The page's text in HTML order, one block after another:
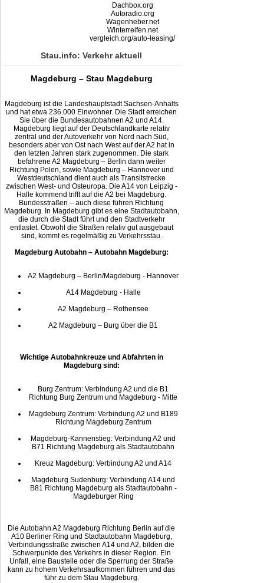
Dachbox.org
Autoradio.org
Wagenheber.net
Winterreifen.net
vergleich.org/auto-leasing/
Stau.info: Verkehr aktuell
Magdeburg – Stau Magdeburg
Magdeburg ist die Landeshauptstadt Sachsen-Anhalts
und hat etwa 236.000 Einwohner. Die Stadt erreichen
Sie über die Bundesautobahnen A2 und A14.
Magdeburg liegt auf der Deutschlandkarte relativ
zentral und der Autoverkehr von Nord nach Süd,
besonders aber von Ost nach West auf der A2 hat in
den letzten Jahren stark zugenommen. Die stark
befahrene A2 Magdeburg – Berlin dann weiter
Richtung Polen, sowie Magdeburg – Hannover und
Westdeutschland dient auch als Transitstrecke
zwischen West- und Osteuropa. Die A14 von Leipzig -
Halle kommend trifft auf die A2 bei Magdeburg.
Bundesstraßen – auch diese führen Richtung
Magdeburg. In Magdeburg gibt es eine Stadtautobahn,
die durch die Stadt führt und den Stadtverkehr
entlastet. Obwohl die Straßen relativ gut ausgebaut
sind, kommt es regelmäßig zu Verkehrsstau.
Magdeburg Autobahn – Autobahn Magdeburg:
A2 Magdeburg – Berlin/Magdeburg - Hannover
A14 Magdeburg - Halle
A2 Magdeburg – Rothensee
A2 Magdeburg – Burg über die B1
Wichtige Autobahnkreuze und Abfahrten in
Magdeburg sind:
Burg Zentrum: Verbindung A2 und die B1
Richtung Burg Zentrum und Magdeburg - Mitte
Magdeburg Zentrum: Verbindung A2 und B189
Richtung Magdeburg Zentrum
Magdeburg-Kannenstieg: Verbindung A2 und
B71 Richtung Magdeburg als Stadtautobahn
Kreuz Magdeburg: Verbindung A2 und A14
Magdeburg Sudenburg: Verbindung A14 und
B81 Richtung Magdeburg als Stadtautobahn -
Magdeburger Ring
Die Autobahn A2 Magdeburg Richtung Berlin auf die
A10 Berliner Ring und Stadtautobahn Magdeburg,
Verbindungsstraße zwischen A14 und A2, bilden die
Schwerpunkte des Verkehrs in dieser Region. Ein
Unfall, eine Baustelle oder die Sperrung der Straße
kann zu hohem Verkehrsaufkommen führen und das
führ zu dem Stau Magdeburg.